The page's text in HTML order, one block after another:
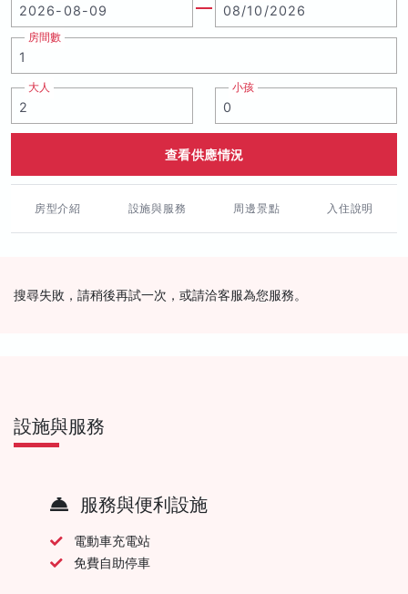
房間數
大人 小孩
查看供應情況
房型介紹 設施與服務 周邊景點 入住說明
搜尋失敗，請稍後再試一次，或請洽客服為您服務。
設施與服務
服務與便利設施
電動車充電站
免費自助停車